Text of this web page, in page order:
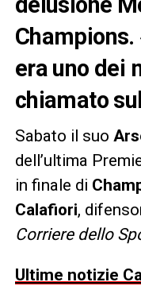
era uno dei
chiamato
Sabato il suo
dell’ultima
in finale di
Calafiori,
Corriere dello
Ultime notizie